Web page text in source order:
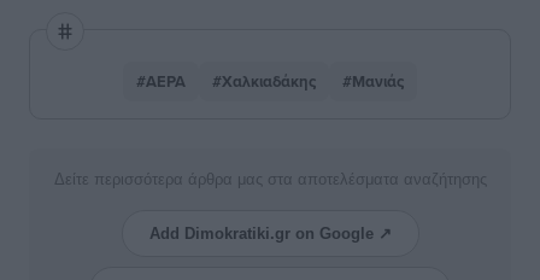
#ΑΕΡΑ #Χαλκιαδάκης #Μανιάς
Δείτε περισσότερα άρθρα μας στα αποτελέσματα αναζήτησης
Add Dimokratiki.gr on Google ↗